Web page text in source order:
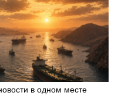
в одном месте